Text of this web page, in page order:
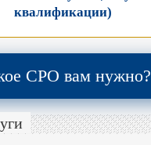
квалификации)
СРО вам нужно?